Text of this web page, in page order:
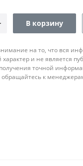
В корзину
на то, что вся
и не является
точной
обращайтесь к